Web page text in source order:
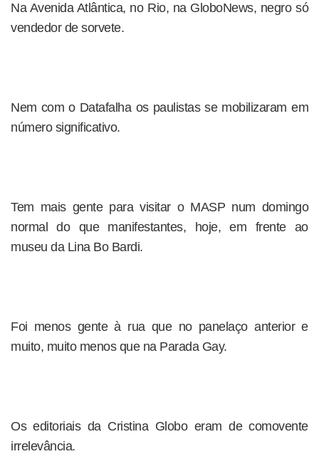
Na Avenida Atlântica, no Rio, na GloboNews, negro só
vendedor de sorvete.
Nem com o Datafalha os paulistas se mobilizaram em
número significativo.
Tem mais gente para visitar o MASP num domingo
normal do que manifestantes, hoje, em frente ao
museu da Lina Bo Bardi.
Foi menos gente à rua que no panelaço anterior e
muito, muito menos que na Parada Gay.
Os editoriais da Cristina Globo eram de comovente
irrelevância.